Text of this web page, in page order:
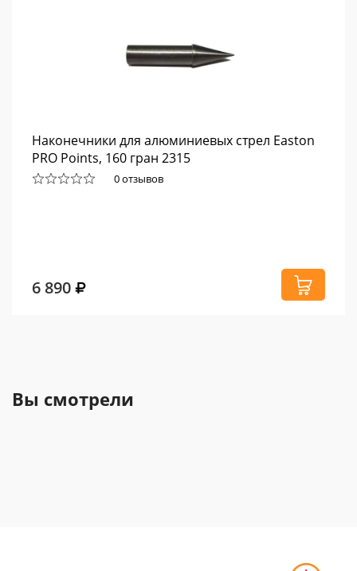
Наконечники для алюминиевых стрел Easton
PRO Points, 160 гран 2315
0 отзывов
6 890
Вы смотрели